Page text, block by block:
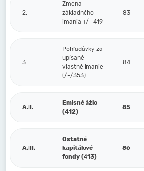
2.
Zmena
základného
imania +/- 419
83
3.
Pohľadávky za
upísané
vlastné imanie
(/-/353)
84
A.II.
Emisné ážio
(412)
85
A.III.
Ostatné
kapitálové
fondy (413)
86